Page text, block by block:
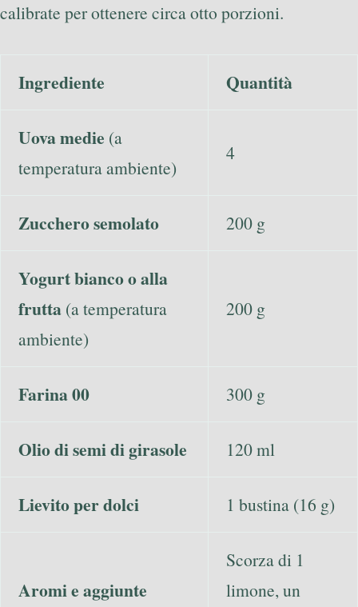
calibrate per ottenere circa otto porzioni.
Ingrediente Quantità
Uova medie (a
temperatura ambiente)
4
Zucchero semolato 200 g
Yogurt bianco o alla
frutta(a temperatura
ambiente)
200 g
Farina 00 300 g
Olio di semi di girasole 120 ml
Lievito per dolci 1 bustina (16 g)
Aromi e aggiunte
Scorza di 1
limone, un